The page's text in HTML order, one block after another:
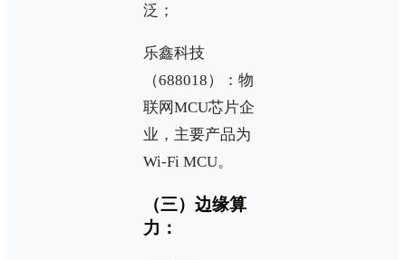
泛；
乐鑫科技
（688018）：物
联网MCU芯片企
业，主要产品为
Wi-Fi MCU。
（三）边缘算
力：